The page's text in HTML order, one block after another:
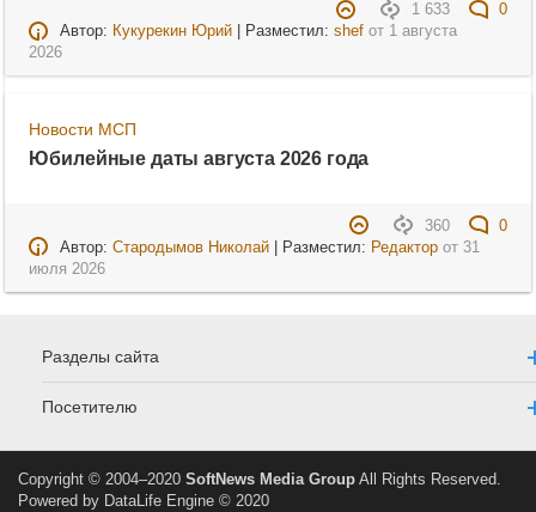
1 633
0
Автор: Кукурекин Юрий| Разместил: shefот 1 августа
2026
Новости МСП
Юбилейные даты августа 2026 года
360
0
Автор: Стародымов Николай| Разместил: Редакторот 31
июля 2026
Разделы сайта
Посетителю
Copyright © 2004–2020 SoftNews Media Group All Rights Reserved.
Powered by DataLife Engine © 2020